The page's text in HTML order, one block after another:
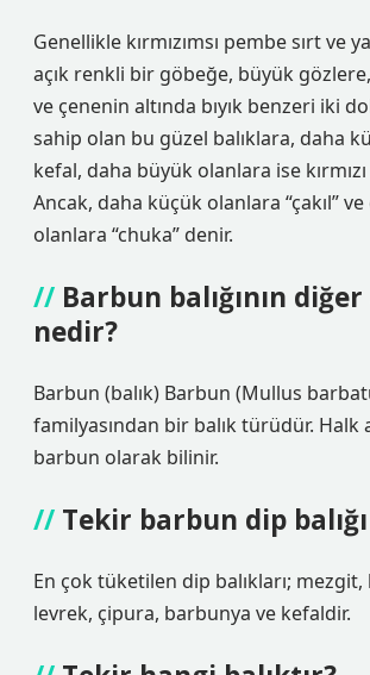
Genellikle kırmızımsı pembe sırt ve
açık renkli bir göbeğe, büyük
ve çenenin altında bıyık benzeri iki
sahip olan bu güzel balıklara, daha
kefal, daha büyük olanlara ise
Ancak, daha küçük olanlara “çakıl”
olanlara “chuka” denir.
Barbun balığının diğer
nedir?
Barbun (balık) Barbun (Mullus
familyasından bir balık türüdür. Halk
barbun olarak bilinir.
Tekir barbun dip balığı
En çok tüketilen dip balıkları;
levrek, çipura, barbunya ve kefaldir.